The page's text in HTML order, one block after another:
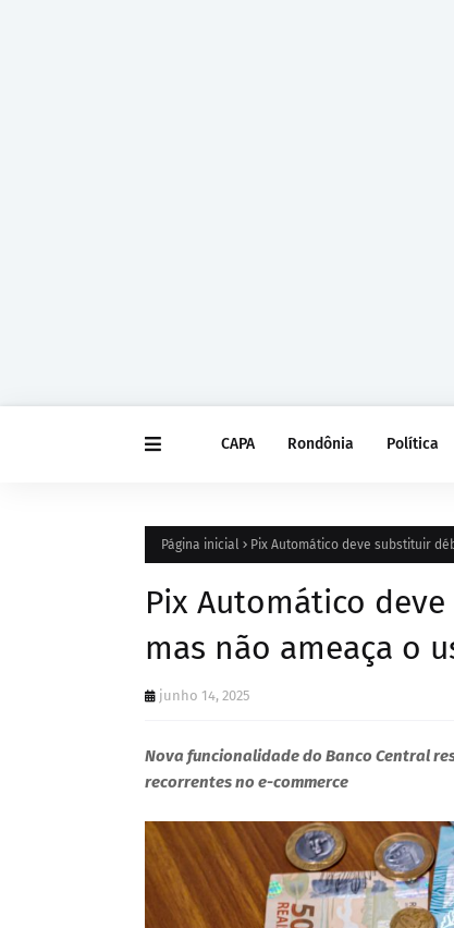
CAPA Rondônia Política
Página inicial Pix Automático deve substituir
Pix Automático
mas não ameaça o
junho 14, 2025
Nova funcionalidade do Banco Central
recorrentes no e-commerce